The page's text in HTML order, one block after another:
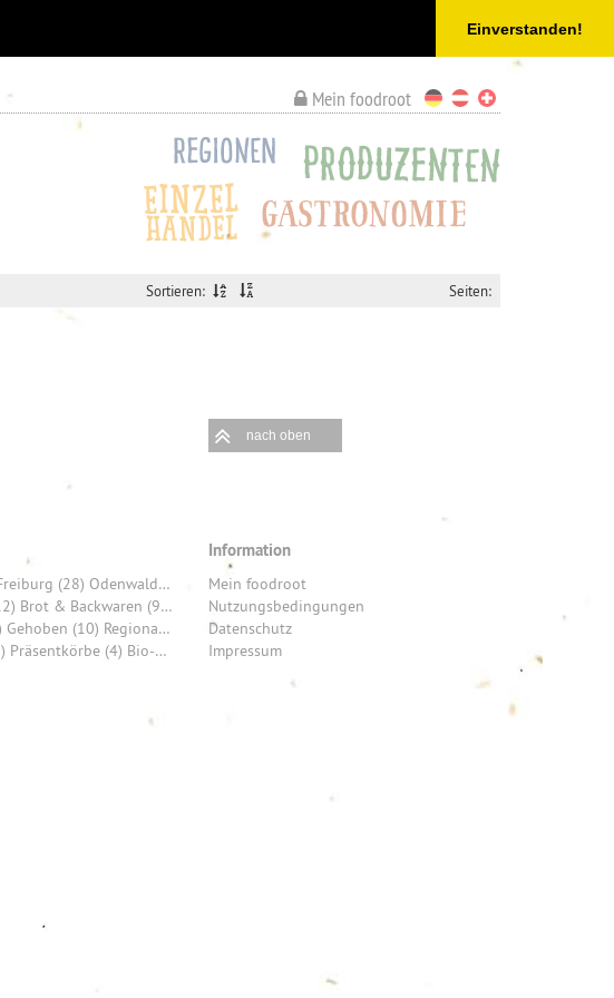
Einverstanden!
Mein foodroot
Sortieren: Seiten:
nach oben
REGIONEN: Franken (52) Frankfurt am Main (28) Freiburg (28) Odenwald (26) Saarland (26) München (20) Tuttlingen (20) Allgäu (19) Hohenlohekreis (17) Stuttgart (16)
PRODUKTE: Fleisch- und Wurstwaren (12) Wein (12) Brot & Backwaren (9) Honig (7) Käse (6) Bier (6) Schokolade (6) Gemüse (5) Eier (5) Rind (4)
KÜCHE: Modern (29) Kreativ (29) Französisch (26) Gehoben (10) Regional Deutsch (7) Traditionell (4) Europäisch (2) Klassisch (2) Asiatisch (1) HartKernHessisch (1)
SORTIMENT: Hofladen (14) Imkerei (8) Bäckerei (5) Präsentkörbe (4) Bio-Produkte (4) Weingut (4) Bio Brot (3) Bio-Gemüse (3) Fleisch (3) regionale Frischware (3)
Information
Mein foodroot
Nutzungsbedingungen
Datenschutz
Impressum